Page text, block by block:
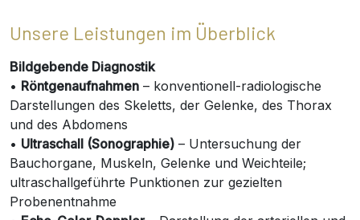
Unsere Leistungen im Überblick
Bildgebende Diagnostik
• Röntgenaufnahmen – konventionell-radiologische
Darstellungen des Skeletts, der Gelenke, des Thorax
und des Abdomens
• Ultraschall (Sonographie) – Untersuchung der
Bauchorgane, Muskeln, Gelenke und Weichteile;
ultraschallgeführte Punktionen zur gezielten
Probenentnahme